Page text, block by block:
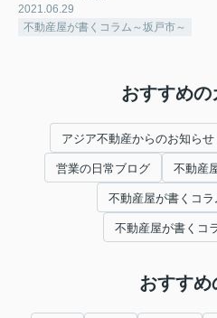
2021.06.29
不動産屋が書くコラム～坂戸市～
おすすめの
アジア不動産からのお知らせ
営業の日常ブログ 不動産
不動産屋が書くコラ
不動産屋が書くコ
おすすめ